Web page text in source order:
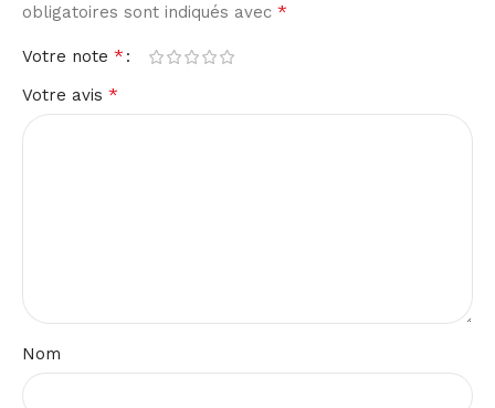
obligatoires sont indiqués avec *
Votre note *
Votre avis *
Nom